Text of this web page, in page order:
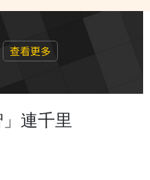
查看更多
」連千里